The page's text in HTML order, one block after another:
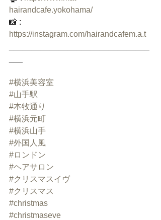
hairandcafe.yokohama/
📸 :
https://instagram.com/hairandcafem.a.t
#横浜美容室
#山手駅
#本牧通り
#横浜元町
#横浜山手
#外国人風
#ロンドン
#ヘアサロン
#クリスマスイヴ
#クリスマス
#christmas
#christmaseve